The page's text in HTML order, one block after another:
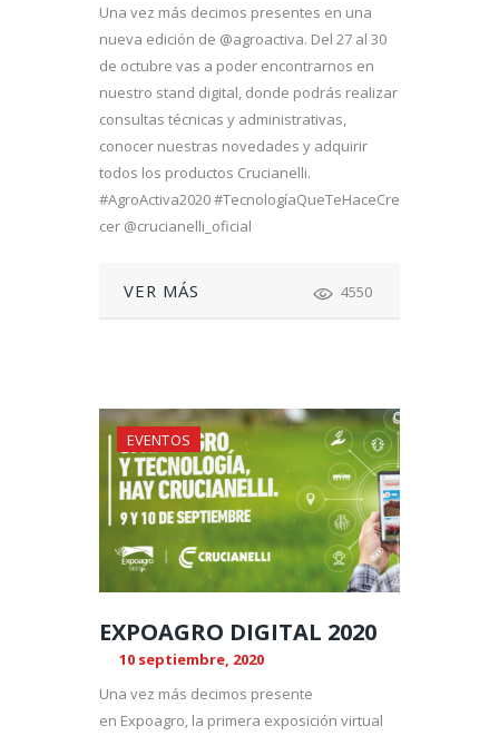
Una vez más decimos presentes en una
nueva edición de @agroactiva. Del 27 al 30
de octubre vas a poder encontrarnos en
nuestro stand digital, donde podrás realizar
consultas técnicas y administrativas,
conocer nuestras novedades y adquirir
todos los productos Crucianelli.
#AgroActiva2020 #TecnologíaQueTeHaceCre
cer @crucianelli_oficial
VER MÁS 4550
EVENTOS
EXPOAGRO DIGITAL 2020
10 septiembre, 2020
Una vez más decimos presente
en Expoagro, la primera exposición virtual